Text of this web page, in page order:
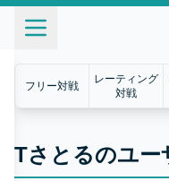
フリー対戦
レーティング
対戦
Tさとるのユー